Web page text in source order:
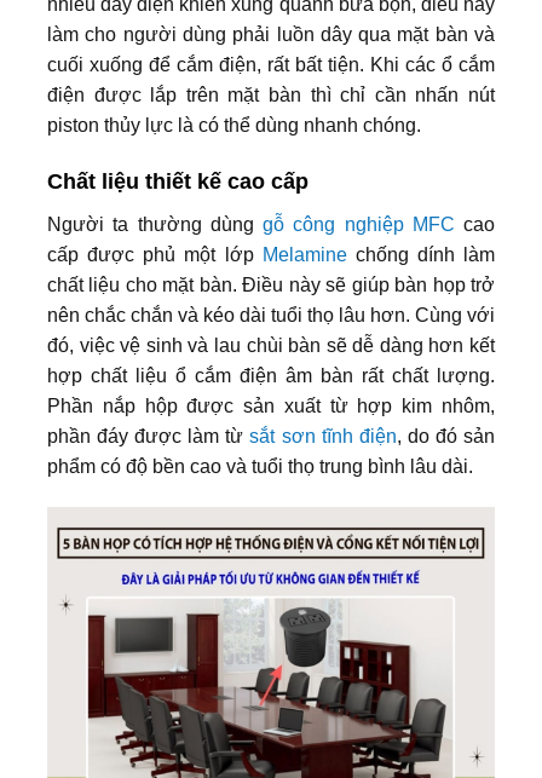
làm cho người dùng phải luồn dây qua mặt bàn và
cuối xuống để cắm điện, rất bất tiện. Khi các ổ cắm
điện được lắp trên mặt bàn thì chỉ cần nhấn nút
piston thủy lực là có thể dùng nhanh chóng.
Chất liệu thiết kế cao cấp
Người ta thường dùng gỗ công nghiệp MFC cao
cấp được phủ một lớp Melaminechống dính làm
chất liệu cho mặt bàn. Điều này sẽ giúp bàn họp trở
nên chắc chắn và kéo dài tuổi thọ lâu hơn. Cùng với
đó, việc vệ sinh và lau chùi bàn sẽ dễ dàng hơn kết
hợp chất liệu ổ cắm điện âm bàn rất chất lượng.
Phần nắp hộp được sản xuất từ hợp kim nhôm,
phần đáy được làm từsắt sơn tĩnh điện, do đó sản
phẩm có độ bền cao và tuổi thọ trung bình lâu dài.